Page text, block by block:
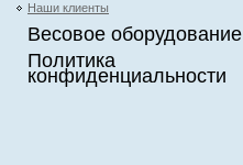
Наши клиенты
Весовое оборудование
Политика
конфиденциальности